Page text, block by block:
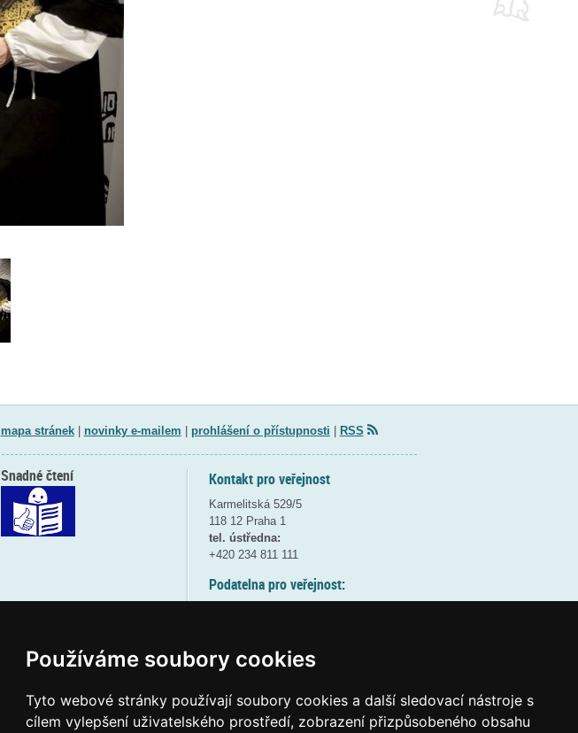
Používáme soubory cookies
Tyto webové stránky používají soubory cookies a další sledovací nástroje s
cílem vylepšení uživatelského prostředí, zobrazení přizpůsobeného obsahu
mapa stránek| novinky e-mailem prohlášení o přístupnosti RSS
Kontakt pro veřejnost
Karmelitská 529/5
118 12 Praha 1
tel. ústředna:
+420 234 811 111
Podatelna pro veřejnost:
(více informací
Elektronická podatelna:
Snadné čtení